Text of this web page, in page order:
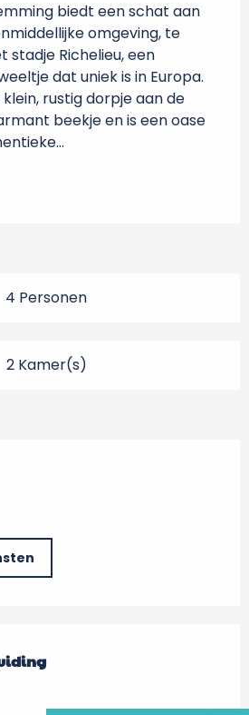
biedt een schat aan
omgeving, te
stadje Richelieu, een
dat uniek is in Europa.
rustig dorpje aan de
beekje en is een oase
4 Personen
2 Kamer(s)